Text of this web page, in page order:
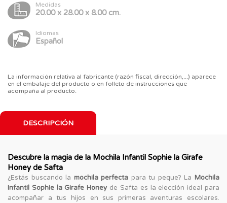
Medidas
20.00 x 28.00 x 8.00 cm.
Idiomas
Español
La información relativa al fabricante (razón fiscal, dirección,...) aparece
en el embalaje del producto o en folleto de instrucciones que
acompaña al producto.
DESCRIPCIÓN
Descubre la magia de la Mochila Infantil Sophie la Girafe
Honey de Safta
¿Estás buscando la mochila perfecta para tu peque? LaMochila
Infantil Sophie la Girafe Honey de Safta es la elección ideal para
acompañar a tus hijos en sus primeras aventuras escolares.